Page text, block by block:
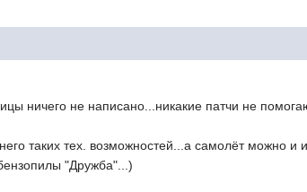
ничего не написано...никакие патчи не
таких тех. возможностей...а самолёт можно
"Дружба"...)